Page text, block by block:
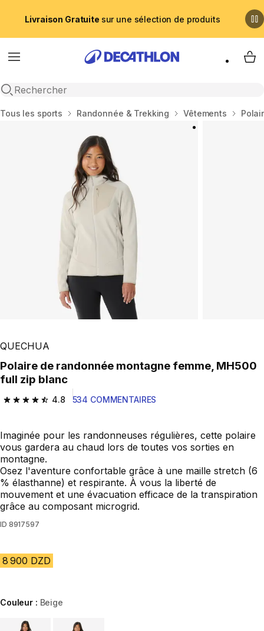
Livraison Gratuite sur une sélection de produits
Menu
Recherche ouverte
My
Accueil
Tous les sports Randonnée & Trekking Vêtements
QUECHUA
Polaire de randonnée montagne femme, MH500
full zip blanc
4.8
4.8 out of 5 stars from 534 reviews
534 COMMENTAIRES
Imaginée pour les randonneuses régulières, cette polaire
vous gardera au chaud lors de toutes vos sorties en
montagne.
Osez l'aventure confortable grâce à une maille stretch (6
% élasthanne) et respirante. À vous la liberté de
mouvement et une évacuation efficace de la transpiration
grâce au composant microgrid.
ID 8917597
8 900 DZD
Couleur : Beige
Choose a variant